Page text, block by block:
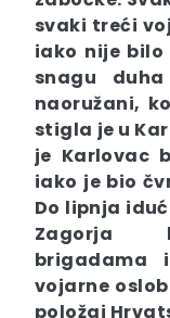
svaki treći
iako nije bilo
snagu
naoružani,
stigla je u
je Karlovac
iako je bio
Do lipnja
Zagorja
vojarne
položaj